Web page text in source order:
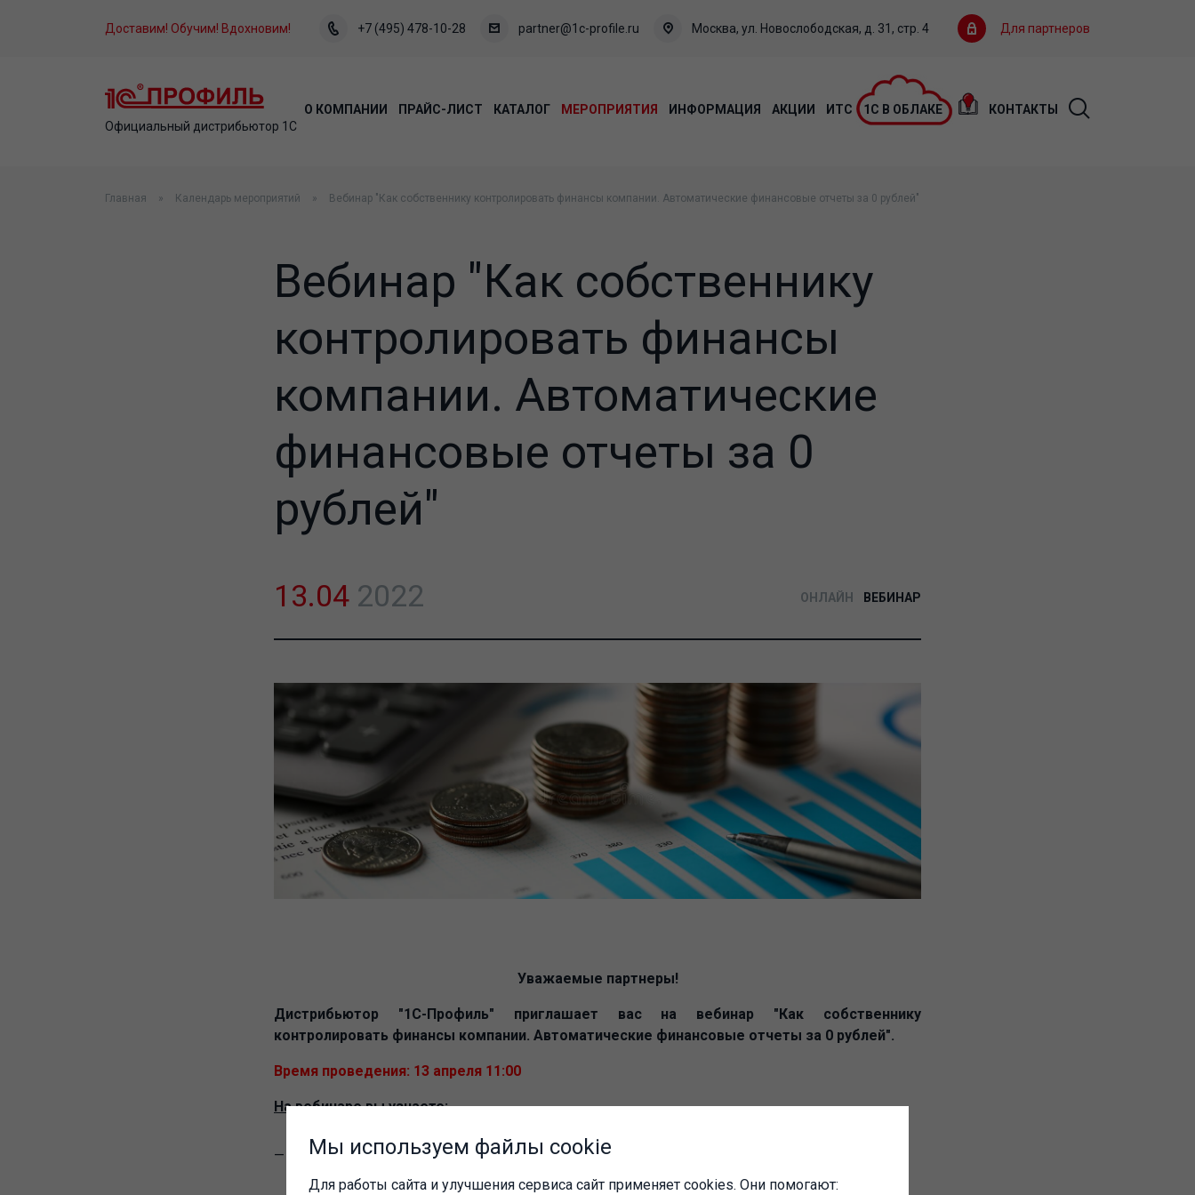
Доставим! Обучим! Вдохновим! +7 (495) 478-10-28 partner@1c-profile.ru Москва, ул. Новослободская, д. 31, стр. 4 Для партнеров
Официальный дистрибьютор 1С
О КОМПАНИИ ПРАЙС-ЛИСТ КАТАЛОГ МЕРОПРИЯТИЯ ИНФОРМАЦИЯ АКЦИИ ИТС 1С В ОБЛАКЕ КОНТАКТЫ
Главная Календарь мероприятий Вебинар "Как собственнику контролировать финансы компании. Автоматические финансовые отчеты за 0 рублей"
Вебинар "Как собственнику
контролировать финансы
компании. Автоматические
финансовые отчеты за 0
рублей"
13.04 2022 ОНЛАЙН ВЕБИНАР
Уважаемые партнеры!
Дистрибьютор "1С-Профиль" приглашает вас на вебинар "Как собственнику
контролировать финансы компании. Автоматические финансовые отчеты за 0 рублей".
Время проведения: 13 апреля 11:00
На вебинаре вы узнаете:
Какие показатели бизнеса нужно контролировать ежедневно, особенно в кризис - и
зачем
Мы используем файлы cookie
Для работы сайта и улучшения сервиса сайт применяет cookies. Они помогают: